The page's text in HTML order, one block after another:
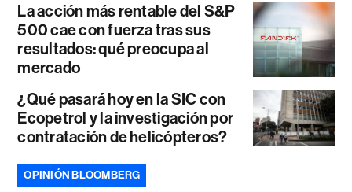
La acción más rentable del S&P
500 cae con fuerza tras sus
resultados: qué preocupa al
mercado
¿Qué pasará hoy en la SIC con
Ecopetrol y la investigación por
contratación de helicópteros?
OPINIÓN BLOOMBERG